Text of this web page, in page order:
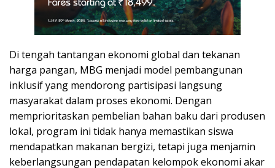
Di tengah tantangan ekonomi global dan tekanan
harga pangan, MBG menjadi model pembangunan
inklusif yang mendorong partisipasi langsung
masyarakat dalam proses ekonomi. Dengan
memprioritaskan pembelian bahan baku dari produsen
lokal, program ini tidak hanya memastikan siswa
mendapatkan makanan bergizi, tetapi juga menjamin
keberlangsungan pendapatan kelompok ekonomi akar